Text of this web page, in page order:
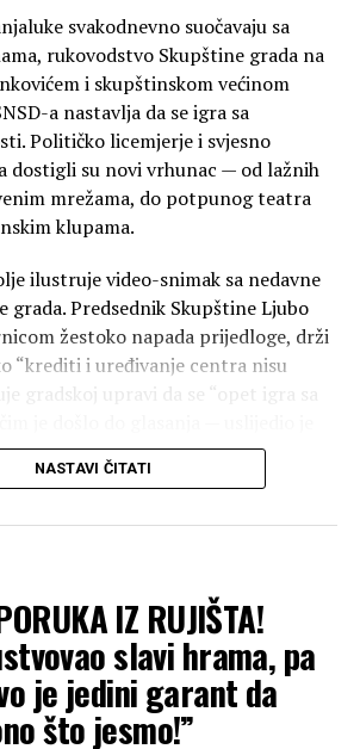
svakodnevno suočavaju sa
rukovodstvo Skupštine grada na
i skupštinskom većinom
a nastavlja da se igra sa
Političko licemjerje i svjesno
dostigli su novi vrhunac — od lažnih
mrežama, do potpunog teatra
klupama.
ilustruje video-snimak sa nedavne
grada. Predsednik Skupštine Ljubo
žestoko napada prijedloge, drži
“krediti i uređivanje centra nisu
gradskoj upravi da se “opet igra sa
većinom, glasao“ZA”svaki
o parkinzima, pa čak i za samo
koje je nekoliko minuta ranije
NASTAVI ČITATI
IZ RUJIŠTA!
slavi hrama, pa
je jedini garant da
što jesmo!”